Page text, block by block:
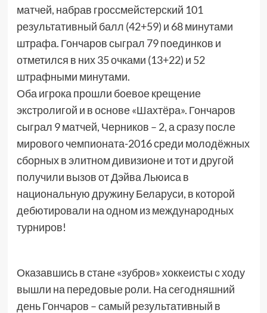
матчей, набрав гроссмейстерский 101
результативный балл (42+59) и 68 минутами
штрафа. Гончаров сыграл 79 поединков и
отметился в них 35 очками (13+22) и 52
штрафными минутами.
Оба игрока прошли боевое крещение
экстролигой и в основе «Шахтёра». Гончаров
сыграл 9 матчей, Черников – 2, а сразу после
мирового чемпионата-2016 среди молодёжных
сборных в элитном дивизионе и тот и другой
получили вызов от Дэйва Льюиса в
национальную дружину Беларуси, в которой
дебютировали на одном из международных
турниров!
Оказавшись в стане «зубров» хоккеисты с ходу
вышли на передовые роли. На сегодняшний
день Гончаров – самый результативный в